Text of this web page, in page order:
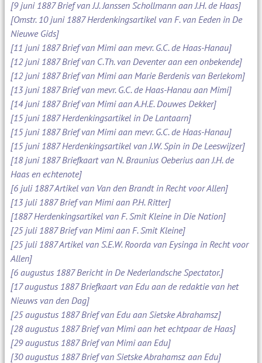
[9 juni 1887 Brief van J.J. Janssen Schollmann aan J.H. de Haas]
[Omstr. 10 juni 1887 Herdenkingsartikel van F. van Eeden in De
Nieuwe Gids]
[11 juni 1887 Brief van Mimi aan mevr. G.C. de Haas-Hanau]
[12 juni 1887 Brief van C.Th. van Deventer aan een onbekende]
[12 juni 1887 Brief van Mimi aan Marie Berdenis van Berlekom]
[13 juni 1887 Brief van mevr. G.C. de Haas-Hanau aan Mimi]
[14 juni 1887 Brief van Mimi aan A.H.E. Douwes Dekker]
[15 juni 1887 Herdenkingsartikel in De Lantaarn]
[15 juni 1887 Brief van Mimi aan mevr. G.C. de Haas-Hanau]
[15 juni 1887 Herdenkingsartikel van J.W. Spin in De Leeswijzer]
[18 juni 1887 Briefkaart van N. Braunius Oeberius aan J.H. de
Haas en echtenote]
[6 juli 1887 Artikel van Van den Brandt in Recht voor Allen]
[13 juli 1887 Brief van Mimi aan P.H. Ritter]
[1887 Herdenkingsartikel van F. Smit Kleine in Die Nation]
[25 juli 1887 Brief van Mimi aan F. Smit Kleine]
[25 juli 1887 Artikel van S.E.W. Roorda van Eysinga in Recht voor
Allen]
[6 augustus 1887 Bericht in De Nederlandsche Spectator.]
[17 augustus 1887 Briefkaart van Edu aan de redaktie van het
Nieuws van den Dag]
[25 augustus 1887 Brief van Edu aan Sietske Abrahamsz]
[28 augustus 1887 Brief van Mimi aan het echtpaar de Haas]
[29 augustus 1887 Brief van Mimi aan Edu]
[30 augustus 1887 Brief van Sietske Abrahamsz aan Edu]